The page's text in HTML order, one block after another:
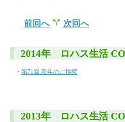
前回へ 次回へ
2014年 ロハス生活
・ 第71回 新年のご挨拶
2013年 ロハス生活